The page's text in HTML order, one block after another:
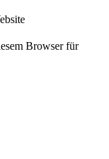
Browser für